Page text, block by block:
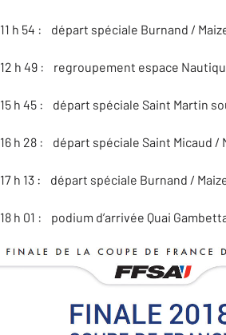
11 h 54 : départ spéciale Burnand /
12 h 49 : regroupement espace
15 h 45 : départ spéciale Saint Martin
16 h 28 : départ spéciale Saint Micaud /
17 h 13 : départ spéciale Burnand /
18 h 01 : podium d’arrivée Quai